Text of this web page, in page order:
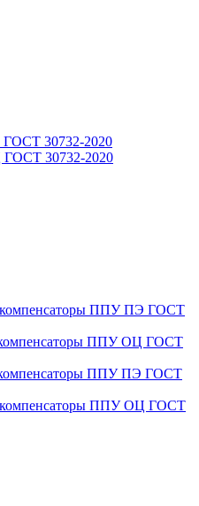
30732-2020
30732-2020
компенсаторы ППУ ПЭ ГОСТ
компенсаторы ППУ ОЦ ГОСТ
ППУ ПЭ ГОСТ
компенсаторы ППУ ОЦ ГОСТ